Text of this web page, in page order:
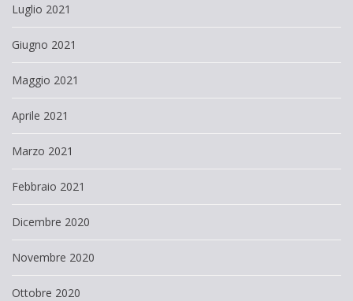
Luglio 2021
Giugno 2021
Maggio 2021
Aprile 2021
Marzo 2021
Febbraio 2021
Dicembre 2020
Novembre 2020
Ottobre 2020